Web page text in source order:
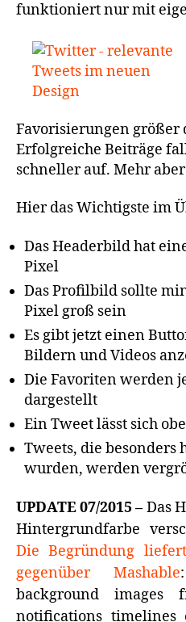
funktioniert nur mit
Favorisierungen größer
Erfolgreiche Beiträge
schneller auf. Mehr
Hier das Wichtigste im
Das Headerbild hat
Pixel
Das Profilbild sollte
Pixel groß sein
Es gibt jetzt einen
Bildern und Videos
Die Favoriten werden
dargestellt
Ein Tweet lässt sich
Tweets, die besonders
wurden, werden
UPDATE 07/2015 – Das
Hintergrundfarbe
Die Begründung
gegenüber Mashable
background
notifications